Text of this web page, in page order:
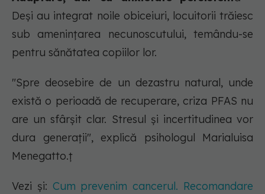
Deși au integrat noile obiceiuri, locuitorii trăiesc
sub amenințarea necunoscutului, temându-se
pentru sănătatea copiilor lor.
"Spre deosebire de un dezastru natural, unde
există o perioadă de recuperare, criza PFAS nu
are un sfârșit clar. Stresul și incertitudinea vor
dura generații", explică psihologul Marialuisa
Menegatto.ț
Vezi și: Cum prevenim cancerul. Recomandare